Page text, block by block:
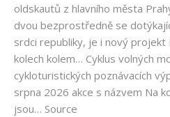
oldskautů z hlavního města
dvou bezprostředně se
srdci republiky, je i nový projekt
kolech kolem… Cyklus volných
cykloturistických poznávacích
srpna 2026 akce s názvem Na
jsou… Source